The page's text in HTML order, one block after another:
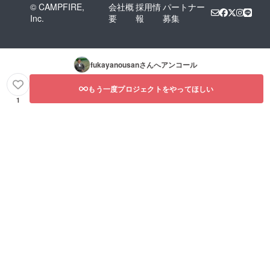
© CAMPFIRE,
Inc.
会社概
要
採用情
報
パートナー
募集
fukayanousanさんへアンコール
1
もう一度プロジェクトをやってほしい